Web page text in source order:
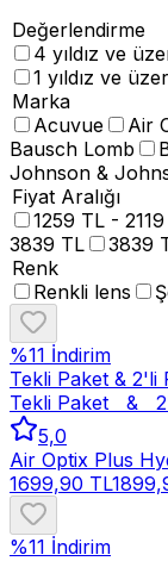
Değerlendirme
4 yıldız ve
1 yıldız ve
Marka
Acuvue
Air
Bausch Lomb
Johnson &
Fiyat Aralığı
1259 TL -
3839 TL
3839
Renk
Renkli lens
%11 İndirim
Tekli Paket & 2'li
Tekli Paket   &
5,0
Air Optix Plus
1699,90 TL
%11 İndirim